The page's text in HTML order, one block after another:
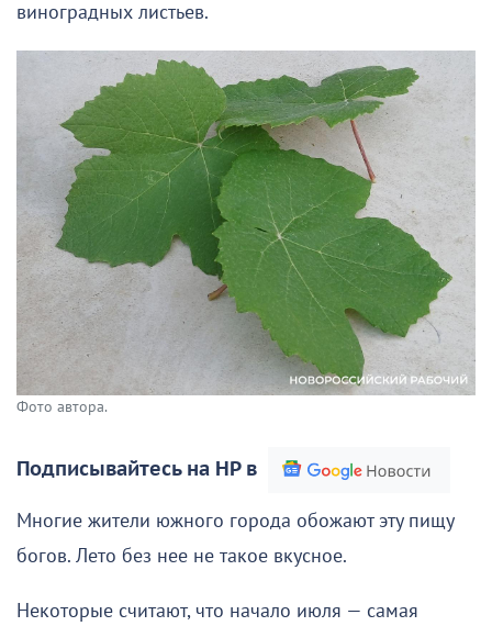
виноградных листьев.
Фото автора.
Подписывайтесь на НР в
Многие жители южного города обожают эту пищу
богов. Лето без нее не такое вкусное.
Некоторые считают, что начало июля — самая